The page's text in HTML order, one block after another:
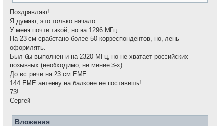
Поздравляю!
Я думаю, это только начало.
У меня почти такой, но на 1296 МГц.
На 23 см сработано более 50 корреспондентов, но, лень
оформлять.
Был бы выполнен и на 2320 МГц, но не хватает российских
позывных (необходимо, не менее 3-х).
До встречи на 23 см EME.
144 EME антенну на балконе не поставишь!
73!
Сергей
Вложения